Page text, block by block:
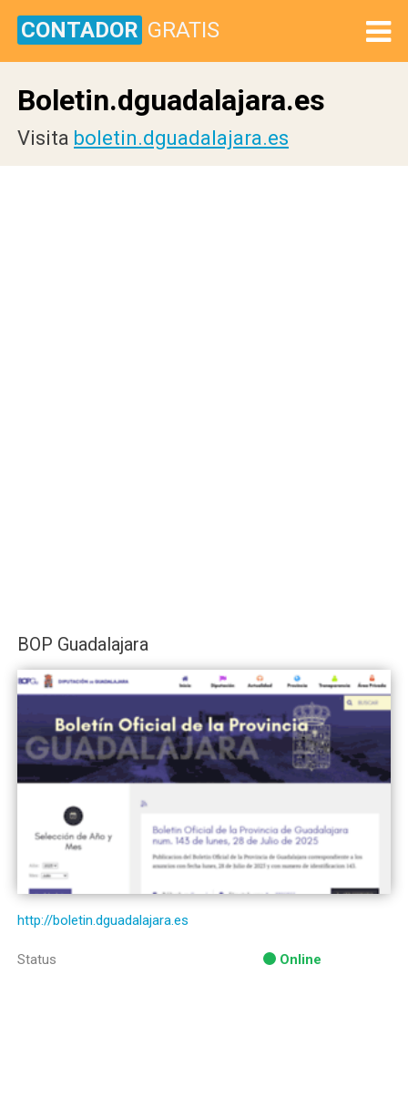
CONTADOR GRATIS
Boletin.dguadalajara.es
Visita boletin.dguadalajara.es
BOP Guadalajara
http://boletin.dguadalajara.es
Status Online